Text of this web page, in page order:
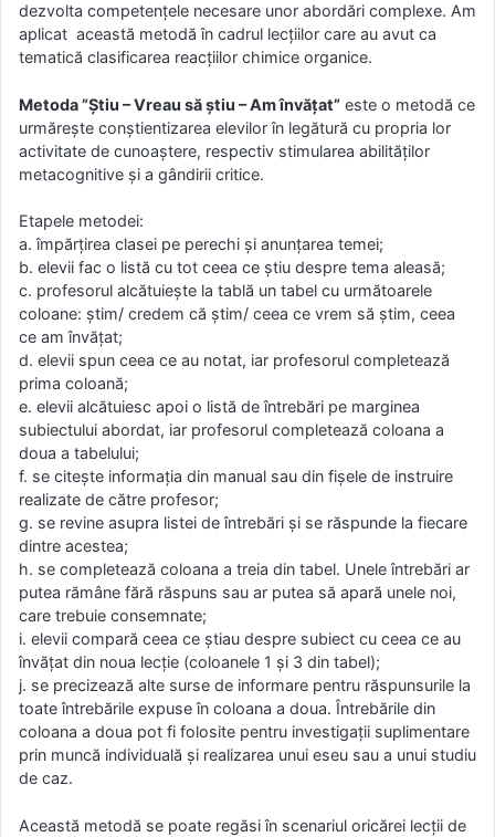
dezvolta competenţele necesare unor abordări complexe. Am
aplicat această metodă în cadrul lecțiilor care au avut ca
tematică clasificarea reacțiilor chimice organice.
Metoda ”Ştiu – Vreau să ştiu – Am învățat” este o metodă ce
urmăreşte conştientizarea elevilor în legătură cu propria lor
activitate de cunoaştere, respectiv stimularea abilităţilor
metacognitive şi a gândirii critice.
Etapele metodei:
a. împărţirea clasei pe perechi şi anunţarea temei;
b. elevii fac o listă cu tot ceea ce ştiu despre tema aleasă;
c. profesorul alcătuiește la tablă un tabel cu următoarele
coloane: ştim/ credem că ştim/ ceea ce vrem să ştim, ceea
ce am învăţat;
d. elevii spun ceea ce au notat, iar profesorul completează
prima coloană;
e. elevii alcătuiesc apoi o listă de întrebări pe marginea
subiectului abordat, iar profesorul completează coloana a
doua a tabelului;
f. se citeşte informația din manual sau din fișele de instruire
realizate de către profesor;
g. se revine asupra listei de întrebări şi se răspunde la fiecare
dintre acestea;
h. se completează coloana a treia din tabel. Unele întrebări ar
putea rămâne fără răspuns sau ar putea să apară unele noi,
care trebuie consemnate;
i. elevii compară ceea ce ştiau despre subiect cu ceea ce au
învăţat din noua lecţie (coloanele 1 şi 3 din tabel);
j. se precizează alte surse de informare pentru răspunsurile la
toate întrebările expuse în coloana a doua. Întrebările din
coloana a doua pot fi folosite pentru investigaţii suplimentare
prin muncă individuală şi realizarea unui eseu sau a unui studiu
de caz.
Această metodă se poate regăsi în scenariul oricărei lecții de